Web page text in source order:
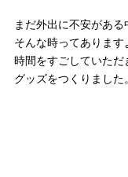
まだ外出に不安がある
そんな時ってありま
時間をすごしていた
グッズをつくりました。